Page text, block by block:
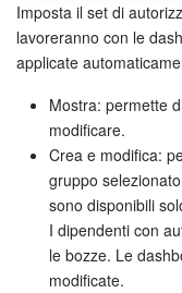
Imposta il set di
lavoreranno con le
applicate
Mostra: permette
modificare.
Crea e modifica:
gruppo
sono disponibili
I dipendenti con
le bozze. Le
modificate.